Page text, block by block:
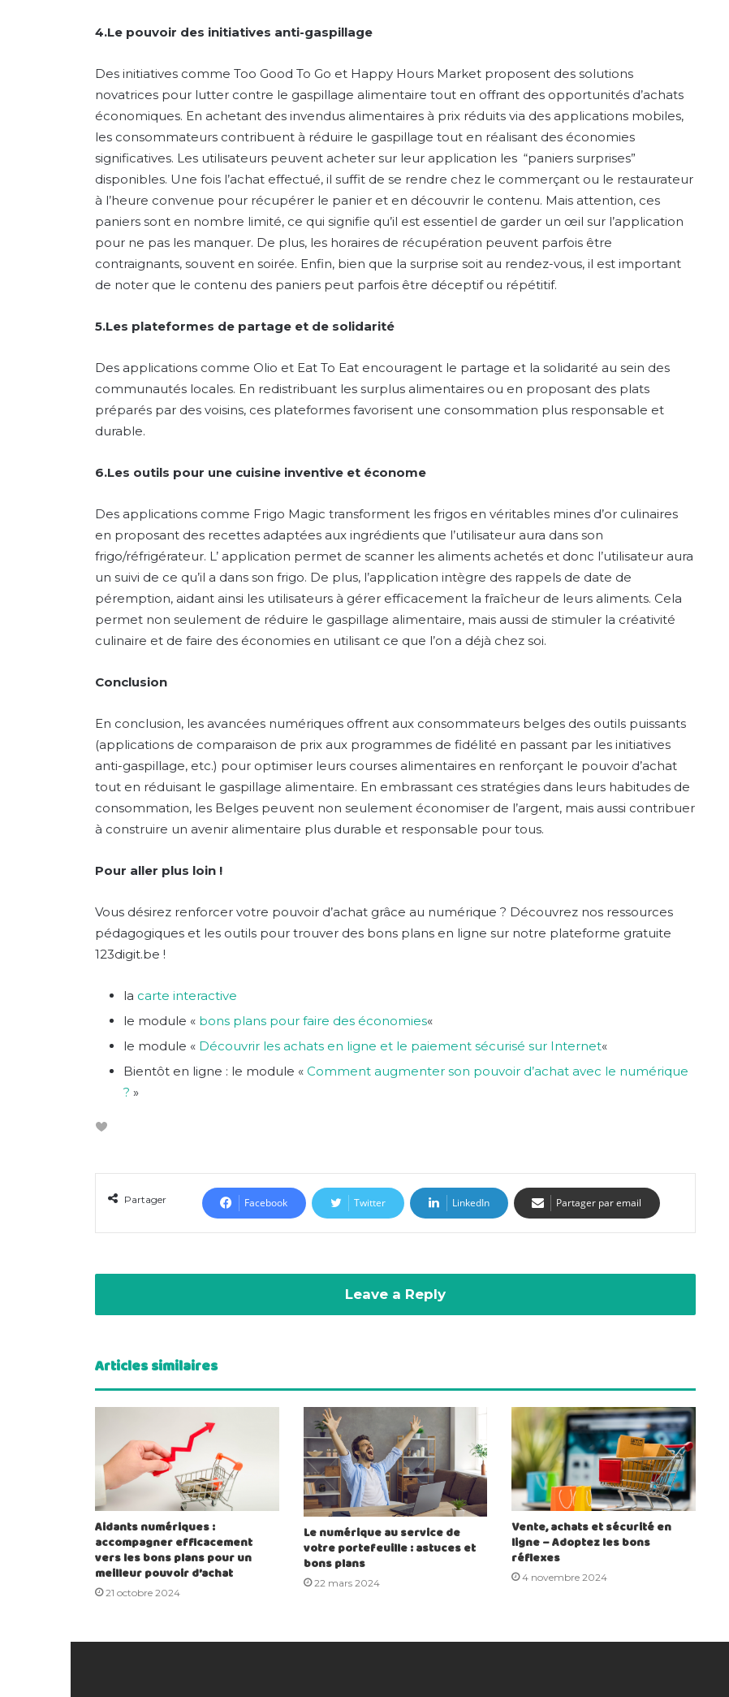
4.Le pouvoir des initiatives anti-gaspillage
Des initiatives comme Too Good To Go et Happy Hours Market proposent des solutions
novatrices pour lutter contre le gaspillage alimentaire tout en offrant des opportunités d’achats
économiques. En achetant des invendus alimentaires à prix réduits via des applications mobiles,
les consommateurs contribuent à réduire le gaspillage tout en réalisant des économies
significatives. Les utilisateurs peuvent acheter sur leur application les “paniers surprises”
disponibles. Une fois l’achat effectué, il suffit de se rendre chez le commerçant ou le restaurateur
à l’heure convenue pour récupérer le panier et en découvrir le contenu. Mais attention, ces
paniers sont en nombre limité, ce qui signifie qu’il est essentiel de garder un œil sur l’application
pour ne pas les manquer. De plus, les horaires de récupération peuvent parfois être
contraignants, souvent en soirée. Enfin, bien que la surprise soit au rendez-vous, il est important
de noter que le contenu des paniers peut parfois être déceptif ou répétitif.
5.Les plateformes de partage et de solidarité
Des applications comme Olio et Eat To Eat encouragent le partage et la solidarité au sein des
communautés locales. En redistribuant les surplus alimentaires ou en proposant des plats
préparés par des voisins, ces plateformes favorisent une consommation plus responsable et
durable.
6.Les outils pour une cuisine inventive et économe
Des applications comme Frigo Magic transforment les frigos en véritables mines d’or culinaires
en proposant des recettes adaptées aux ingrédients que l’utilisateur aura dans son
frigo/réfrigérateur. L’ application permet de scanner les aliments achetés et donc l’utilisateur aura
un suivi de ce qu’il a dans son frigo. De plus, l’application intègre des rappels de date de
péremption, aidant ainsi les utilisateurs à gérer efficacement la fraîcheur de leurs aliments. Cela
permet non seulement de réduire le gaspillage alimentaire, mais aussi de stimuler la créativité
culinaire et de faire des économies en utilisant ce que l’on a déjà chez soi.
Conclusion
En conclusion, les avancées numériques offrent aux consommateurs belges des outils puissants
(applications de comparaison de prix aux programmes de fidélité en passant par les initiatives
anti-gaspillage, etc.) pour optimiser leurs courses alimentaires en renforçant le pouvoir d’achat
tout en réduisant le gaspillage alimentaire. En embrassant ces stratégies dans leurs habitudes de
consommation, les Belges peuvent non seulement économiser de l’argent, mais aussi contribuer
à construire un avenir alimentaire plus durable et responsable pour tous.
Pour aller plus loin !
Vous désirez renforcer votre pouvoir d’achat grâce au numérique ? Découvrez nos ressources
pédagogiques et les outils pour trouver des bons plans en ligne sur notre plateforme gratuite
123digit.be !
la carte interactive
le module « bons plans pour faire des économies«
le module « Découvrir les achats en ligne et le paiement sécurisé sur Internet«
Bientôt en ligne : le module « Comment augmenter son pouvoir d’achat avec le numérique
? »
Partager Facebook Twitter LinkedIn Partager par email
Leave a Reply
Articles similaires
Aidants numériques :
accompagner efficacement
vers les bons plans pour un
meilleur pouvoir d’achat
21 octobre 2024
Le numérique au service de
votre portefeuille : astuces et
bons plans
22 mars 2024
Vente, achats et sécurité en
ligne – Adoptez les bons
réflexes
4 novembre 2024